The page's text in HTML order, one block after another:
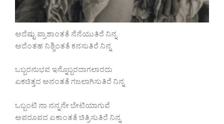
ಅದೆಷ್ಟು ಪ್ರಾಶಾಂತತೆ ನೆನೆಯುತಿರೆ ನಿನ್ನ
ಅದೆಂತಹ ನಿಶ್ಚಿಂತತೆ ಕನಸುತಿರೆ ನಿನ್ನ
ಒಬ್ಬರನುಭವ ಇನ್ನೊಬ್ಬರದಾಗಲಾರದು
ಏಕಚಿತ್ತದ ಅನಂತತೆ ಗಜಲಾಗಿಸುತಿರೆ ನಿನ್ನ
ಒಬ್ಬಂಟಿ ನಾ ನನ್ನನೇ ಬೇಟಿಯಾಗುವೆ
ಅಪರೂಪದ ಏಕಾಂತತೆ ಚಿತ್ರಿಸುತಿರೆ ನಿನ್ನ